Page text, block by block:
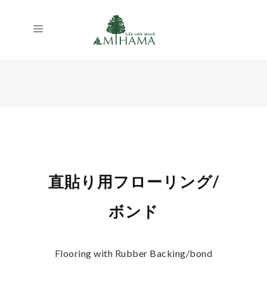
直貼り用フローリング/
ボンド
Flooring with Rubber Backing/bond